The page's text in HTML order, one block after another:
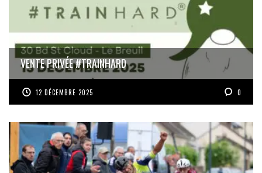
VENTE PRIVÉE #TRAINHARD
12 DÉCEMBRE 2025 0